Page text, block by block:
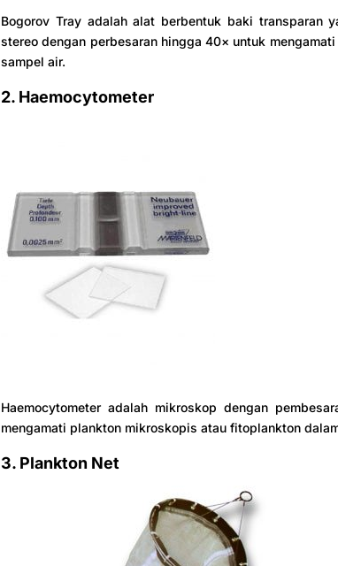
Bogorov Tray adalah alat berbentuk baki transparan
stereo dengan perbesaran hingga 40× untuk
sampel air.
2. Haemocytometer
Haemocytometer adalah mikroskop dengan
mengamati plankton mikroskopis atau fitoplankton
3. Plankton Net